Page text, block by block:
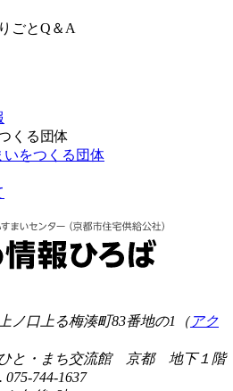
ごとQ＆A
くる団体
をつくる団体
ノ口上る梅湊町83番地の1（ アク
ひと・まち交流館 京都 地下１階
075-744-1637